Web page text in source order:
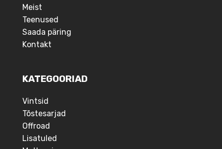
Meist
Teenused
Saada päring
Kontakt
KATEGOORIAD
Vintsid
Tõstesarjad
Offroad
Lisatuled